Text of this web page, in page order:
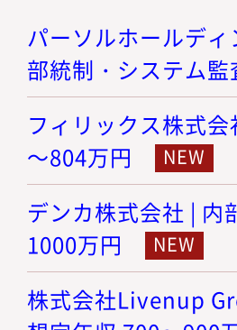
パーソルホールデ
部統制・システム
フィリックス株式
～804万円
デンカ株式会社 | 内
1000万円
株式会社Livenup